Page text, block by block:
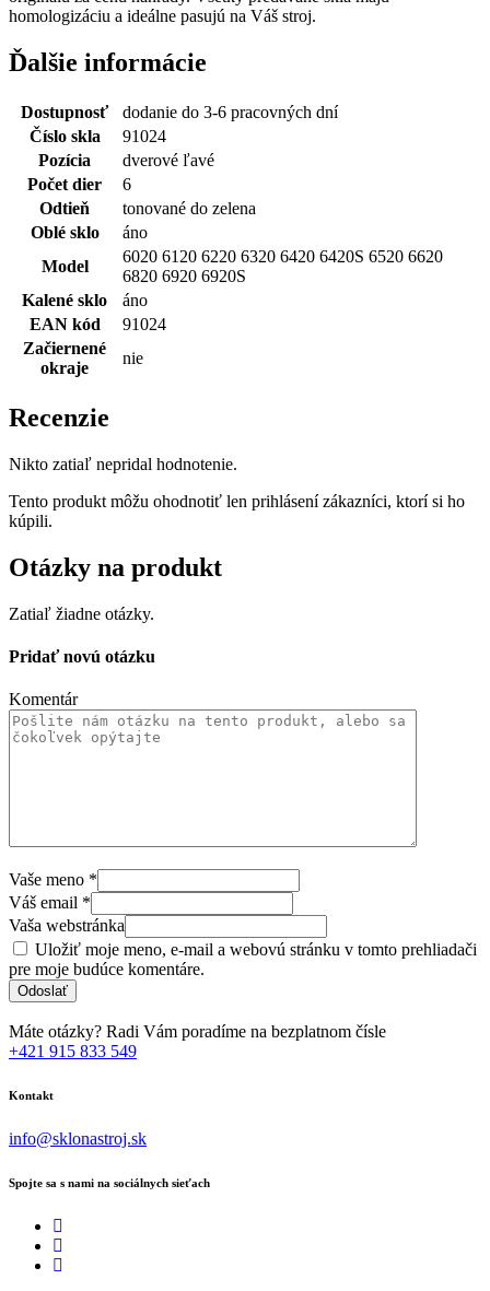
homologizáciu a ideálne pasujú na Váš stroj.
Ďalšie informácie
Dostupnosť
dodanie do 3-6 pracovných dní
Číslo skla
91024
Pozícia
dverové ľavé
Počet dier
6
Odtieň
tonované do zelena
Oblé sklo
áno
Model
6020 6120 6220 6320 6420 6420S 6520 6620
6820 6920 6920S
Kalené sklo
áno
EAN kód
91024
Začiernené
okraje
nie
Recenzie
Nikto zatiaľ nepridal hodnotenie.
Tento produkt môžu ohodnotiť len prihlásení zákazníci, ktorí si ho
kúpili.
Otázky na produkt
Zatiaľ žiadne otázky.
Pridať novú otázku
Komentár
Vaše meno *
Váš email *
Vaša webstránka
Uložiť moje meno, e-mail a webovú stránku v tomto prehliadači
pre moje budúce komentáre.
Máte otázky? Radi Vám poradíme na bezplatnom čísle
+421 915 833 549
Kontakt
info@sklonastroj.sk
Spojte sa s nami na sociálnych sieťach